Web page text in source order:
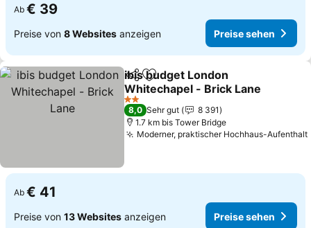
Ab € 39
Preise von 8 Websites anzeigen Preise sehen
TeilenZu Favoriten hinzufügen
ibis budget London
Whitechapel - Brick Lane
Preise sehen
2 Sterne
8,0 Sehr gut
8 391
1.7 km bis Tower Bridge
Moderner, praktischer Hochhaus-Aufenthalt
Ab € 41
Preise von 13 Websites anzeigen Preise sehen